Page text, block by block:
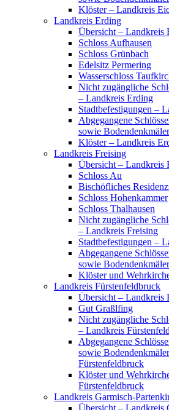
Klöster – Landkreis
Landkreis Erding
Übersicht – Landkreis
Schloss Aufhausen
Schloss Grünbach
Edelsitz Permering
Wasserschloss
Nicht zugängliche
– Landkreis Erding
Stadtbefestigungen –
Abgegangene
sowie
Klöster – Landkreis
Landkreis Freising
Übersicht – Landkreis
Schloss Au
Bischöfliches
Schloss Hohenkammer
Schloss Thalhausen
Nicht zugängliche
– Landkreis Freising
Stadtbefestigungen –
Abgegangene
sowie
Klöster und
Landkreis Fürstenfeldbruck
Übersicht – Landkreis
Gut Graßlfing
Nicht zugängliche
– Landkreis
Abgegangene
sowie
Fürstenfeldbruck
Klöster und
Fürstenfeldbruck
Landkreis Garmisch-
Übersicht – Landkreis